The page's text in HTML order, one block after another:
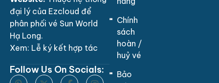
đại lý của Ezcloud để
phân phối vé Sun World
Hạ Long.
Xem: Lễ ký kết hợp tác
Follow Us On Socials:
Chính
sách
hoàn /
huỷ vé
Bảo